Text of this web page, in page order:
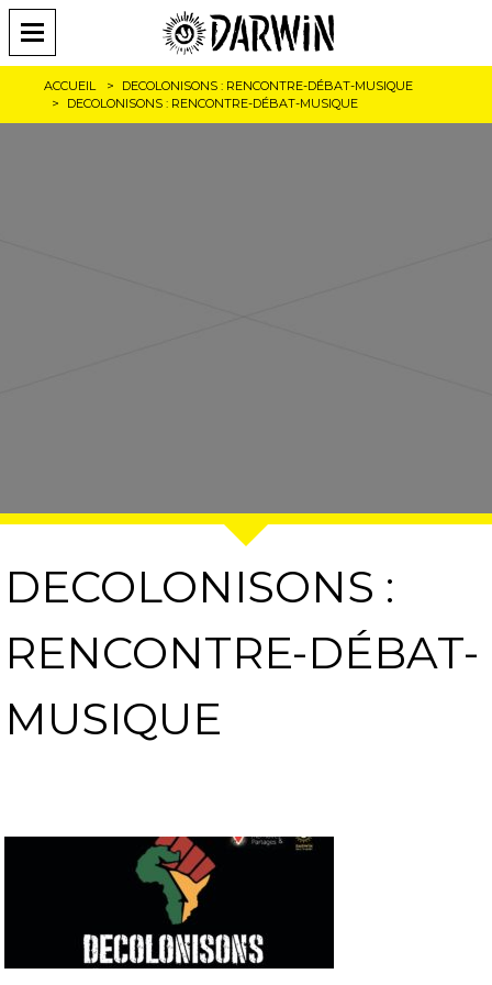
ACCUEIL
DECOLONISONS : RENCONTRE-DÉBAT-MUSIQUE
DECOLONISONS : RENCONTRE-DÉBAT-MUSIQUE
DECOLONISONS :
RENCONTRE-DÉBAT-
MUSIQUE